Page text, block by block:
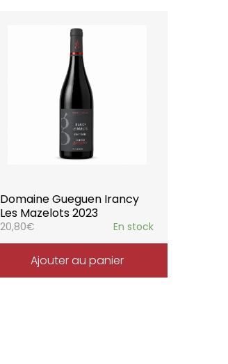
Domaine Gueguen Irancy
Les Mazelots 2023
20,80€ En stock
Ajouter au panier